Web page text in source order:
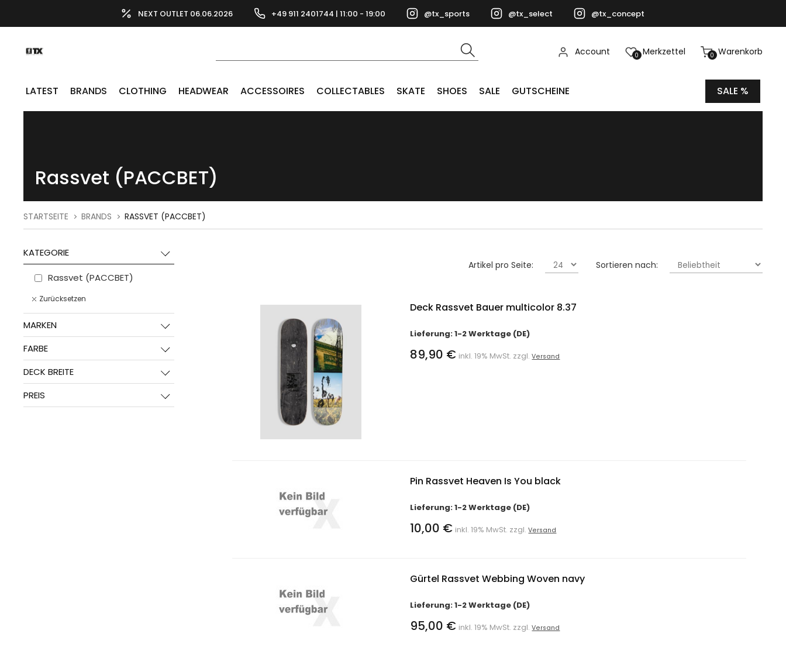
NEXT OUTLET 06.06.2026 +49 911 2401744 | 11:00 - 19:00 @tx_sports @tx_select @tx_concept
0 Warenkorb
0 Merkzettel
Account
LATEST BRANDS CLOTHING HEADWEAR ACCESSOIRES COLLECTABLES SKATE SHOES SALE GUTSCHEINE SALE %
Rassvet (PACCBET)
STARTSEITE BRANDS RASSVET (PACCBET)
KATEGORIE
Rassvet (PACCBET)
Zurücksetzen
MARKEN
FARBE
DECK BREITE
PREIS
Sortieren nach:
Artikel pro Seite:
Deck Rassvet Bauer multicolor 8.37
Lieferung: 1-2 Werktage (DE)
89,90 € inkl. 19% MwSt. zzgl.Versand
Pin Rassvet Heaven Is You black
Lieferung: 1-2 Werktage (DE)
10,00 € inkl. 19% MwSt. zzgl.Versand
Gürtel Rassvet Webbing Woven navy
Lieferung: 1-2 Werktage (DE)
95,00 € inkl. 19% MwSt. zzgl.Versand